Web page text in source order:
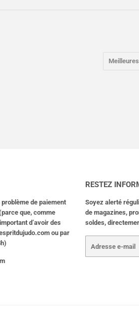
de paiement
que, comme
d’avoir des
ou par
RESTEZ
Soyez alerté
de magazines,
soldes,